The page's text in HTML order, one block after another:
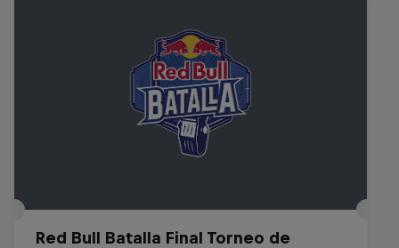
Red Bull Batalla Final Torneo de